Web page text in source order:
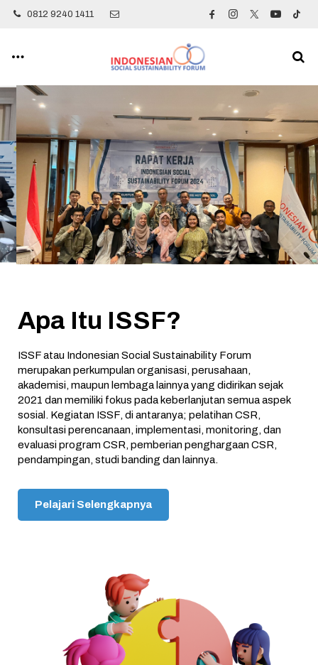
0812 9240 1411
Apa Itu ISSF?
ISSF atau Indonesian Social Sustainability Forum
merupakan perkumpulan organisasi, perusahaan,
akademisi, maupun lembaga lainnya yang didirikan sejak
2021 dan memiliki fokus pada keberlanjutan semua aspek
sosial. Kegiatan ISSF, di antaranya; pelatihan CSR,
konsultasi perencanaan, implementasi, monitoring, dan
evaluasi program CSR, pemberian penghargaan CSR,
pendampingan, studi banding dan lainnya.
Pelajari Selengkapnya